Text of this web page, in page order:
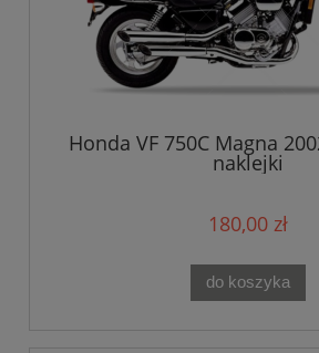
Honda VF 750C Magna
naklejki
180,00 zł
do koszyka